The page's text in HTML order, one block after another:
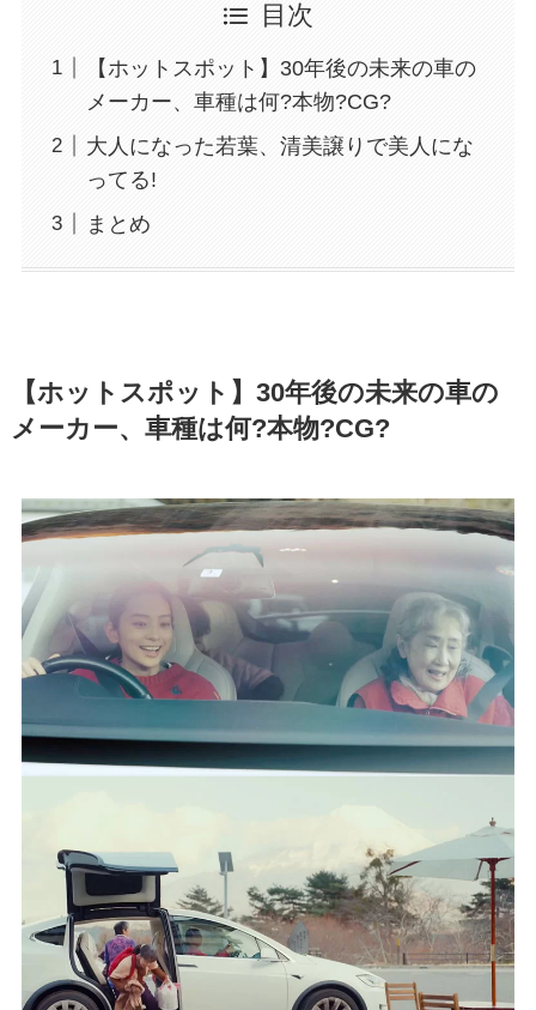
目次
【ホットスポット】30年後の未来の車の
メーカー、車種は何?本物?CG?
大人になった若葉、清美譲りで美人にな
ってる!
まとめ
【ホットスポット】30年後の未来の車の
メーカー、車種は何?本物?CG?